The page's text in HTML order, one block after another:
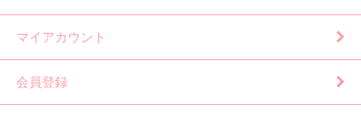
マイアカウント
会員登録